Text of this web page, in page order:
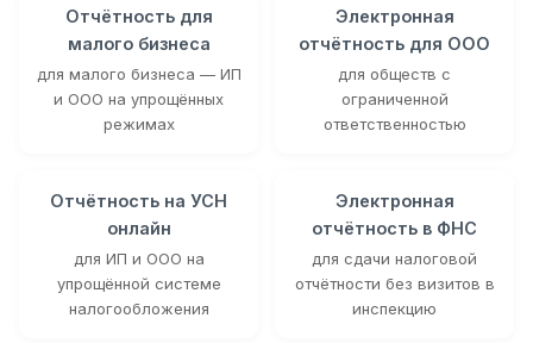
Отчётность для
малого бизнеса
для малого бизнеса — ИП
и ООО на упрощённых
режимах
Электронная
отчётность для ООО
для обществ с
ограниченной
ответственностью
Отчётность на УСН
онлайн
для ИП и ООО на
упрощённой системе
налогообложения
Электронная
отчётность в ФНС
для сдачи налоговой
отчётности без визитов в
инспекцию